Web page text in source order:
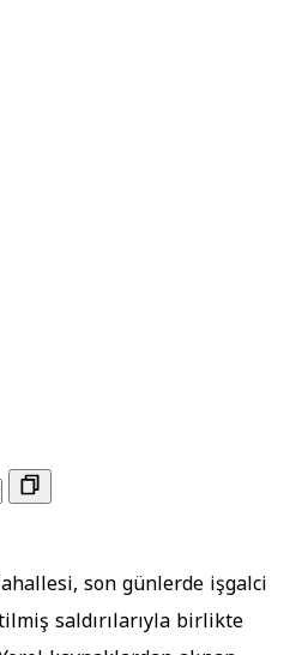
son günlerde işgalci
saldırılarıyla birlikte